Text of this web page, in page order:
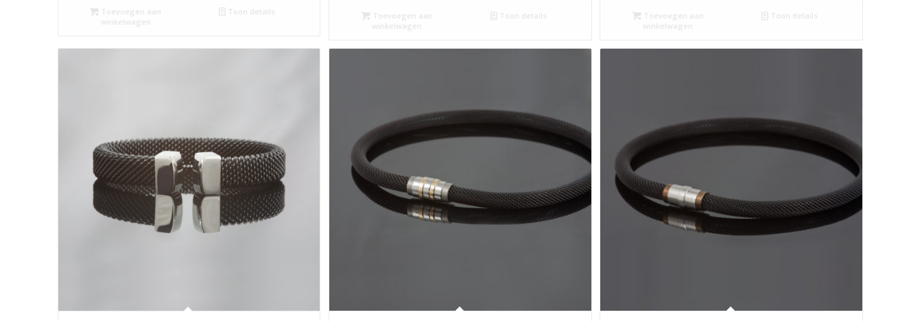
Toevoegen aan
winkelwagen
Toon details
Toevoegen aan
winkelwagen
Toon details
Toevoegen aan
winkelwagen
Toon details